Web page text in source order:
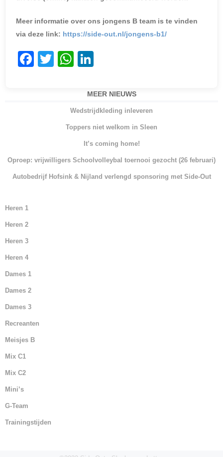
Meer informatie over ons jongens B team is te vinden
via deze link: https://side-out.nl/jongens-b1/
F
o
k
T
W
at
s
A
p
k
e
dI
n
MEER NIEUWS
Wedstrijdkleding inleveren
Toppers niet welkom in Sleen
It’s coming home!
Oproep: vrijwilligers Schoolvolleybal toernooi gezocht (26 februari)
Autobedrijf Hofsink & Nijland verlengd sponsoring met Side-Out
Heren 1
Heren 2
Heren 3
Heren 4
Dames 1
Dames 2
Dames 3
Recreanten
Meisjes B
Mix C1
Mix C2
Mini’s
G-Team
Trainingstijden